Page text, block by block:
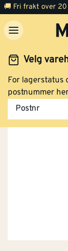
Velg
For lagerstatus
postnummer
Postnr
Arbeidsklær og